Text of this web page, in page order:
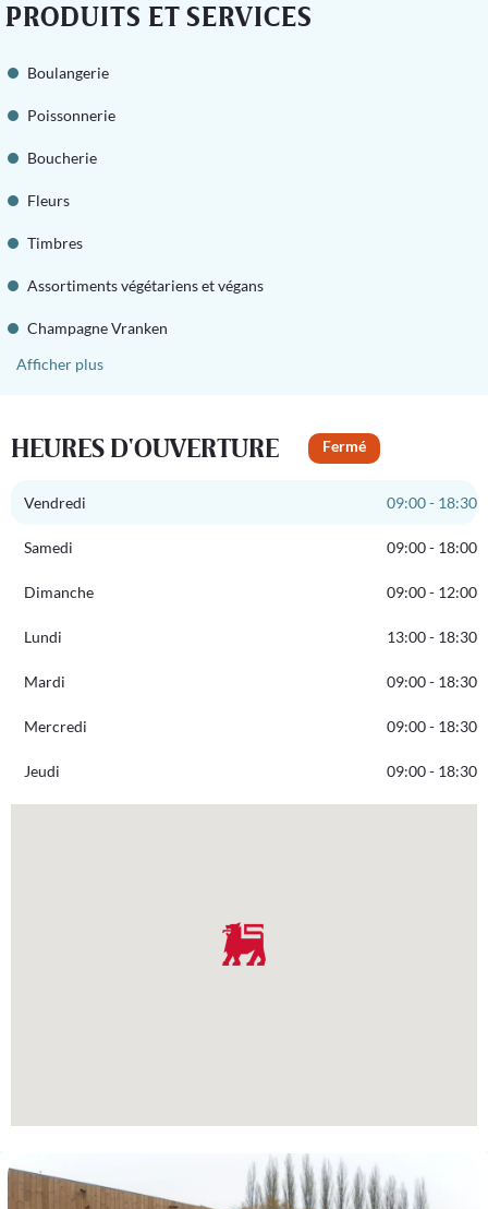
PRODUITS ET SERVICES
Boulangerie
Poissonnerie
Boucherie
Fleurs
Timbres
Assortiments végétariens et végans
Champagne Vranken
Afficher plus
HEURES D'OUVERTURE Fermé
Vendredi 09:00 - 18:30
Samedi 09:00 - 18:00
Dimanche 09:00 - 12:00
Lundi 13:00 - 18:30
Mardi 09:00 - 18:30
Mercredi 09:00 - 18:30
Jeudi 09:00 - 18:30